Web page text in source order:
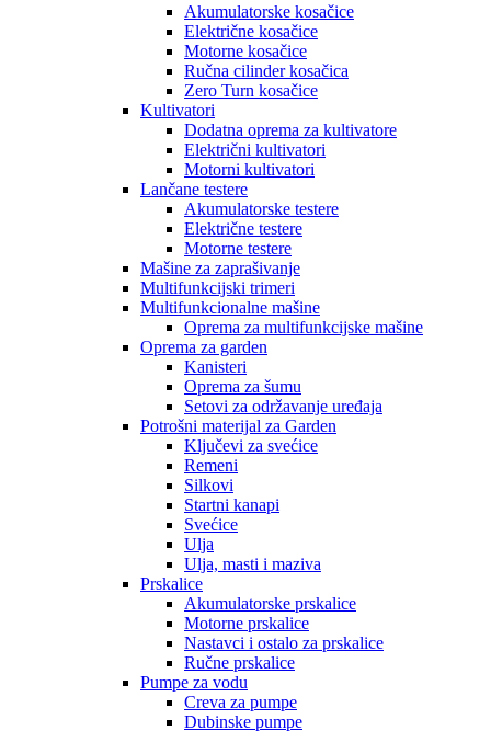
Akumulatorske kosačice
Električne kosačice
Motorne kosačice
Ručna cilinder kosačica
Zero Turn kosačice
Kultivatori
Dodatna oprema za kultivatore
Električni kultivatori
Motorni kultivatori
Lančane testere
Akumulatorske testere
Električne testere
Motorne testere
Mašine za zaprašivanje
Multifunkcijski trimeri
Multifunkcionalne mašine
Oprema za multifunkcijske mašine
Oprema za garden
Kanisteri
Oprema za šumu
Setovi za održavanje uređaja
Potrošni materijal za Garden
Ključevi za svećice
Remeni
Silkovi
Startni kanapi
Svećice
Ulja
Ulja, masti i maziva
Prskalice
Akumulatorske prskalice
Motorne prskalice
Nastavci i ostalo za prskalice
Ručne prskalice
Pumpe za vodu
Creva za pumpe
Dubinske pumpe